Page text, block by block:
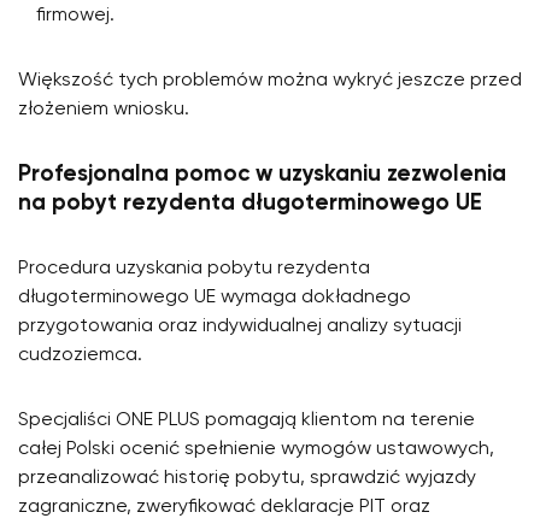
firmowej.
Większość tych problemów można wykryć jeszcze przed
złożeniem wniosku.
Profesjonalna pomoc w uzyskaniu zezwolenia
na pobyt rezydenta długoterminowego UE
Procedura uzyskania pobytu rezydenta
długoterminowego UE wymaga dokładnego
przygotowania oraz indywidualnej analizy sytuacji
cudzoziemca.
Specjaliści ONE PLUS pomagają klientom na terenie
całej Polski ocenić spełnienie wymogów ustawowych,
przeanalizować historię pobytu, sprawdzić wyjazdy
zagraniczne, zweryfikować deklaracje PIT oraz